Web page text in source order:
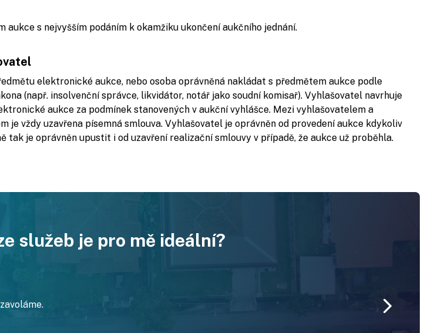
aukce s nejvyšším podáním k okamžiku ukončení aukčního jednání.
elektronické aukce, nebo osoba oprávněná nakládat s předmětem aukce podle
(např. insolvenční správce, likvidátor, notář jako soudní komisař). Vyhlašovatel navrhuje
aukce za podmínek stanovených v aukční vyhlášce. Mezi vyhlašovatelem a
je vždy uzavřena písemná smlouva. Vyhlašovatel je oprávněn od provedení aukce kdykoliv
tak je oprávněn upustit i od uzavření realizační smlouvy v případě, že aukce už proběhla.
služeb je pro mě ideální?